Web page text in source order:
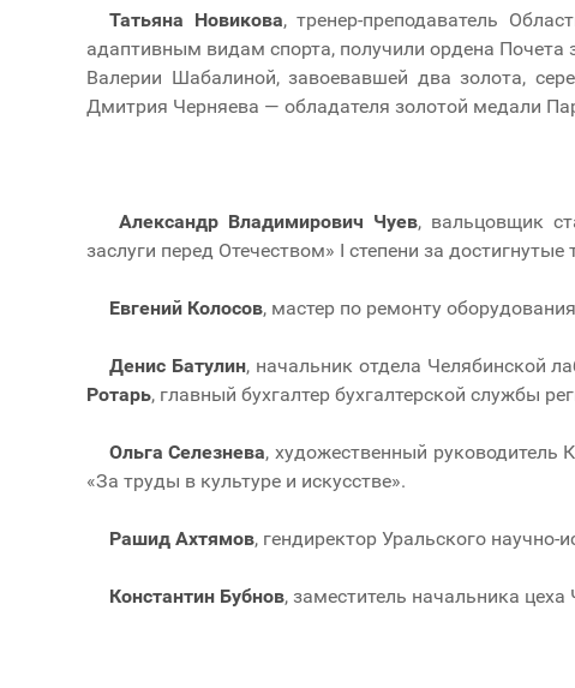
Татьяна Новикова, тренер-преподаватель
адаптивным видам спорта, получили ордена
Валерии Шабалиной, завоевавшей два золота,
Дмитрия Черняева — обладателя золотой медали
Александр Владимирович Чуев, вальцовщик
заслуги перед Отечеством» I степени за
Евгений Колосов, мастер по ремонту
Денис Батулин, начальник отдела Челябинской
Ротарь, главный бухгалтер бухгалтерской службы
Ольга Селезнева, художественный руководитель
«За труды в культуре и искусстве».
Рашид Ахтямов, гендиректор Уральского научно-
Константин Бубнов, заместитель начальника цеха